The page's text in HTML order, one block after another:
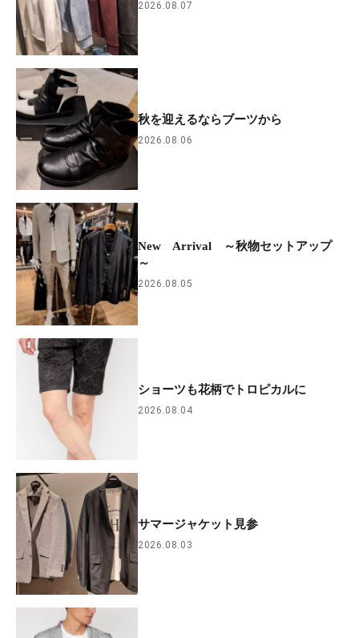
2026.08.07
秋を迎えるならブーツから
2026.08.06
New Arrival ～秋物セットアップ
～
2026.08.05
ショーツも花柄でトロピカルに
2026.08.04
サマージャケット見参
2026.08.03